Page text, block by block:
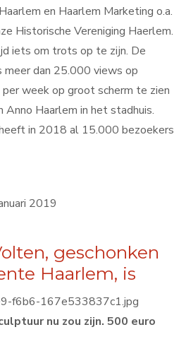
en Haarlem Marketing o.a.
Historische Vereniging Haerlem.
iets om trots op te zijn. De
dan 25.000 views op
per week op groot scherm te zien
Haarlem in het stadhuis.
in 2018 al 15.000 bezoekers
2019
geschonken
Haarlem, is
nu zou zijn. 500 euro